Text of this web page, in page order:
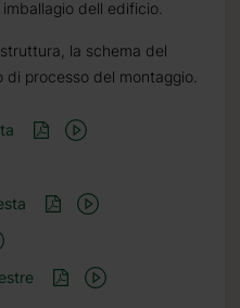
dell edificio.
la schema del
processo del montaggio.